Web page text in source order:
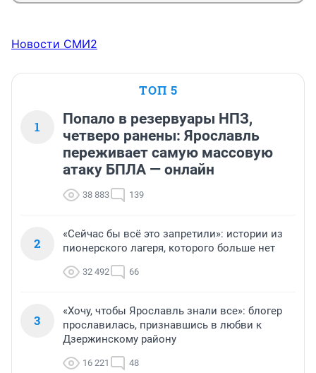
Новости СМИ2
ТОП 5
1
Попало в резервуары НПЗ,
четверо ранены: Ярославль
переживает самую массовую
атаку БПЛА — онлайн
38 883 139
2
«Сейчас бы всё это запретили»: истории из
пионерского лагеря, которого больше нет
32 492 66
3
«Хочу, чтобы Ярославль знали все»: блогер
прославилась, признавшись в любви к
Дзержинскому району
16 221 48